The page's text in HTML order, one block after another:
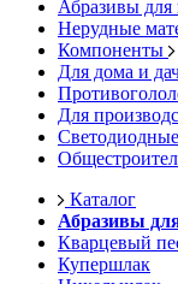
Абразивы для
Нерудные
Компоненты
Для дома и
Для
Каталог
Абразивы
Кварцевый
Купершлак